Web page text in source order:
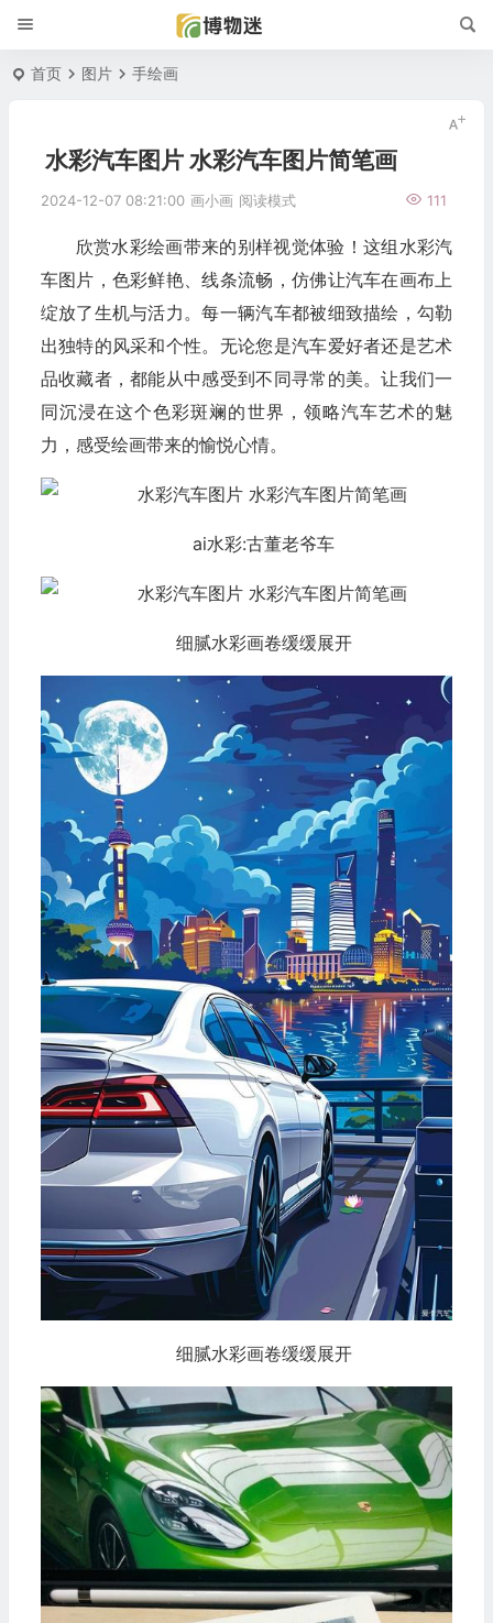
首页 图片 手绘画
水彩汽车图片 水彩汽车图片简笔画
2024-12-07 08:21:00 画小画 111
阅读模式
欣赏水彩绘画带来的别样视觉体验！这组水彩汽
车图片，色彩鲜艳、线条流畅，仿佛让汽车在画布上
绽放了生机与活力。每一辆汽车都被细致描绘，勾勒
出独特的风采和个性。无论您是汽车爱好者还是艺术
品收藏者，都能从中感受到不同寻常的美。让我们一
同沉浸在这个色彩斑斓的世界，领略汽车艺术的魅
力，感受绘画带来的愉悦心情。
ai水彩:古董老爷车
细腻水彩画卷缓缓展开
细腻水彩画卷缓缓展开